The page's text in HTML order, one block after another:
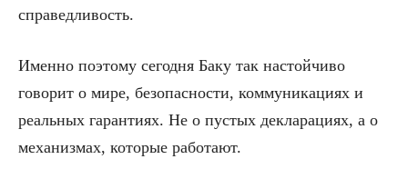
справедливость.
Именно поэтому сегодня Баку так настойчиво
говорит о мире, безопасности, коммуникациях и
реальных гарантиях. Не о пустых декларациях, а о
механизмах, которые работают.